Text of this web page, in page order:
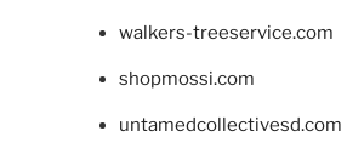
walkers-treeservice.com
shopmossi.com
untamedcollectivesd.com